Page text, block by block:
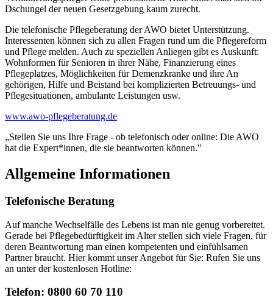
Dschungel der neuen Gesetzgebung kaum zurecht.
Die telefonische Pflegeberatung der AWO bietet Unterstützung.
Interessenten können sich zu allen Fragen rund um die Pflegereform
und Pflege melden. Auch zu speziellen Anliegen gibt es Auskunft:
Wohnformen für Senioren in ihrer Nähe, Finanzierung eines
Pflegeplatzes, Möglichkeiten für Demenzkranke und ihre An
gehörigen, Hilfe und Beistand bei komplizierten Betreuungs- und
Pflegesituationen, ambulante Leistungen usw.
www.awo-pflegeberatung.de
„Stellen Sie uns Ihre Frage - ob telefonisch oder online: Die AWO
hat die Expert*innen, die sie beantworten können."
Allgemeine Informationen
Telefonische Beratung
Auf manche Wechselfälle des Lebens ist man nie genug vorbereitet.
Gerade bei Pflegebedürftigkeit im Alter stellen sich viele Fragen, für
deren Beantwortung man einen kompetenten und einfühlsamen
Partner braucht. Hier kommt unser Angebot für Sie: Rufen Sie uns
an unter der kostenlosen Hotline:
Telefon: 0800 60 70 110